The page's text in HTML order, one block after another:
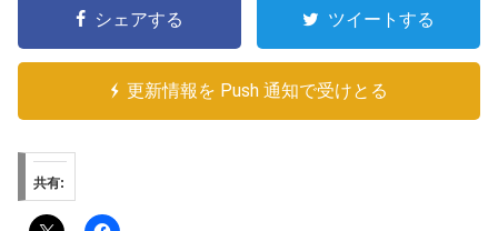
シェアする ツイートする
更新情報を Push 通知で受けとる
共有: